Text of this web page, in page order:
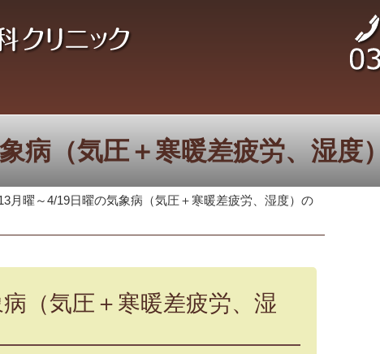
病（気圧＋寒暖差疲労、湿度
月曜～4/19日曜の気象病（気圧＋寒暖差疲労、湿度）の
（気圧＋寒暖差疲労、湿